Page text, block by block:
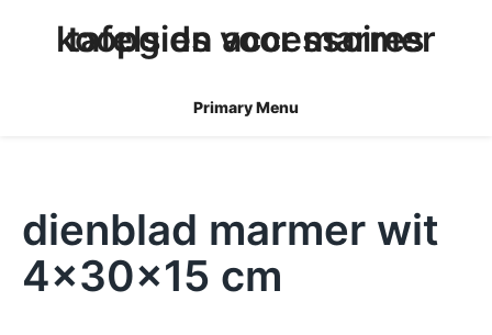
koopgids voor marmer tafels en accessoires
Primary Menu
dienblad marmer wit
4x30x15 cm